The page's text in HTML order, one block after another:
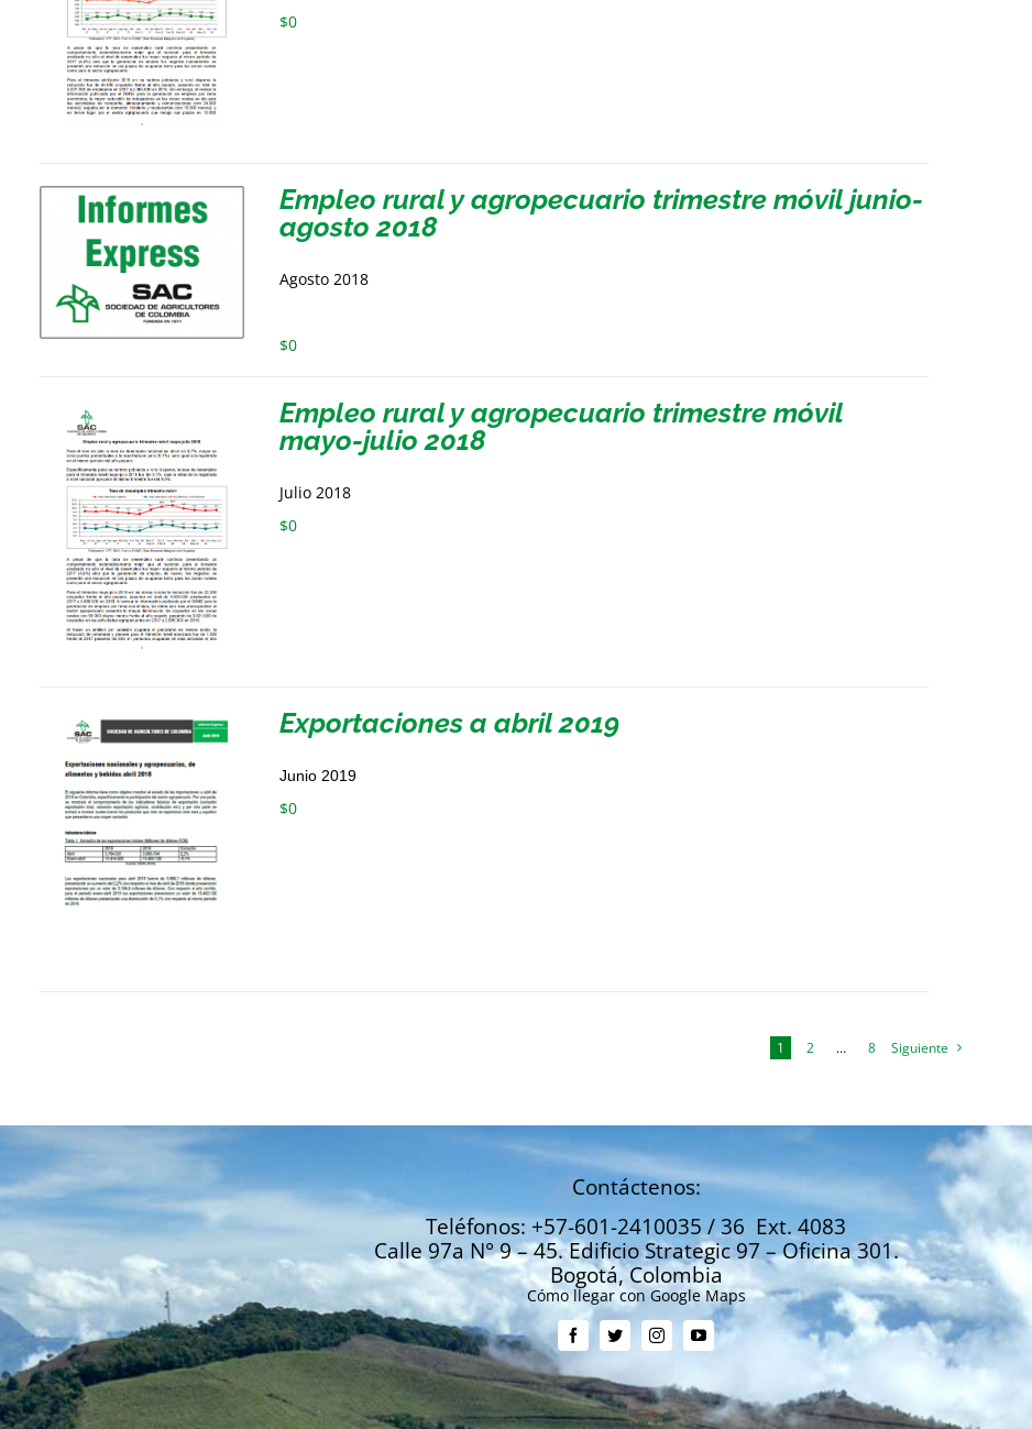
$0
Empleo rural y agropecuario trimestre móvil junio-
agosto 2018
Agosto 2018
$0
Empleo rural y agropecuario trimestre móvil
mayo-julio 2018
Julio 2018
$0
Exportaciones a abril 2019
Junio 2019
$0
1 2 … 8 Siguiente
Contáctenos:
Teléfonos: +57-601-2410035 / 36 Ext. 4083
Calle 97a N° 9 – 45. Edificio Strategic 97 – Oficina 301.
Bogotá, Colombia
Cómo llegar con Google Maps